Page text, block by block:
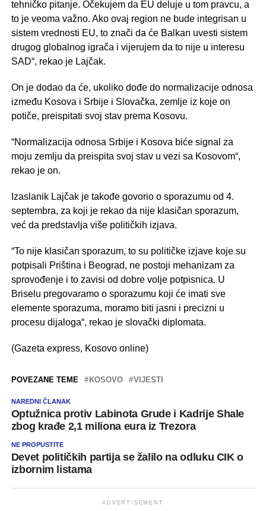
tehničko pitanje. Očekujem da EU deluje u tom pravcu, a
to je veoma važno. Ako ovaj region ne bude integrisan u
sistem vrednosti EU, to znači da će Balkan uvesti sistem
drugog globalnog igrača i vijerujem da to nije u interesu
SAD“, rekao je Lajčak.
On je dodao da će, ukoliko dođe do normalizacije odnosa
između Kosova i Srbije i Slovačka, zemlje iz koje on
potiče, preispitati svoj stav prema Kosovu.
“Normalizacija odnosa Srbije i Kosova biće signal za
moju zemlju da preispita svoj stav u vezi sa Kosovom“,
rekao je on.
Izaslanik Lajčak je takođe govorio o sporazumu od 4.
septembra, za koji je rekao da nije klasičan sporazum,
već da predstavlja više političkih izjava.
“To nije klasičan sporazum, to su političke izjave koje su
potpisali Priština i Beograd, ne postoji mehanizam za
sprovođenje i to zavisi od dobre volje potpisnica. U
Briselu pregovaramo o sporazumu koji će imati sve
elemente sporazuma, moramo biti jasni i precizni u
procesu dijaloga“, rekao je slovački diplomata.
(Gazeta express, Kosovo online)
POVEZANE TEME KOSOVO VIJESTI
NAREDNI ČLANAK
Optužnica protiv Labinota Grude i Kadrije Shale
zbog krađe 2,1 miliona eura iz Trezora
NE PROPUSTITE
Devet političkih partija se žalilo na odluku CIK o
izbornim listama
ADVERTISEMENT